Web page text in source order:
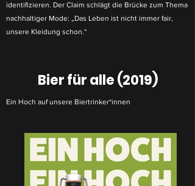
identifizieren. Der Claim schlägt die Brücke zum Thema
nachhaltiger Mode: „Das Leben ist nicht immer fair,
unsere Kleidung schon.“
Bier für alle (2019)
Ein Hoch auf unsere Biertrinker*innen